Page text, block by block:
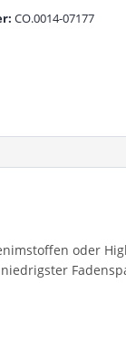
CO.0014-07177
oder